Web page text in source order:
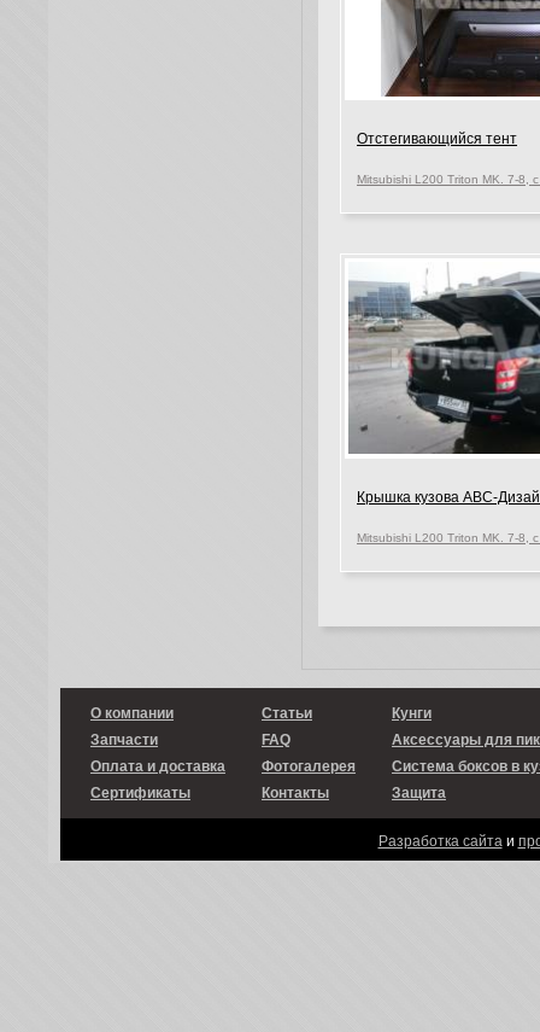
Отстегивающийся тент
Крышка кузова ABC-
О компании
Запчасти
Оплата и доставка
Сертификаты
Статьи
FAQ
Фотогалерея
Контакты
Кунги
Аксессуары для
Система боксов в
Защита
Разработка сайта и